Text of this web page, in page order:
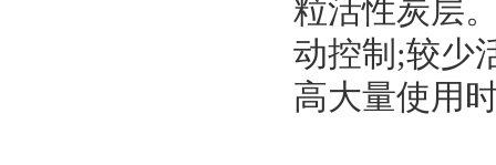
粒活性炭层
动控制;较少
高大量使用